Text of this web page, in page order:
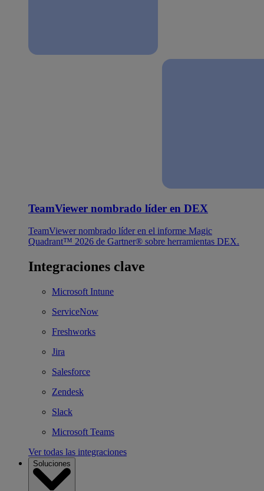
TeamViewer nombrado líder en DEX
TeamViewer nombrado líder en el informe Magic
Quadrant™ 2026 de Gartner® sobre herramientas DEX.
Integraciones clave
Microsoft Intune
ServiceNow
Freshworks
Jira
Salesforce
Zendesk
Slack
Microsoft Teams
Ver todas las integraciones
Soluciones